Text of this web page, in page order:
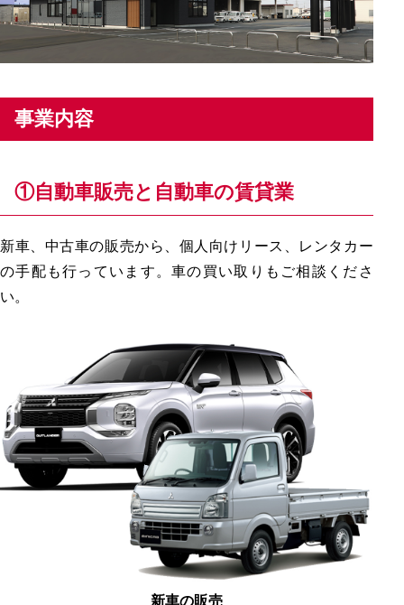
事業内容
①自動車販売と自動車の賃貸業
新車、中古車の販売から、個人向けリース、レンタカー
の手配も行っています。車の買い取りもご相談くださ
い。
新車の販売